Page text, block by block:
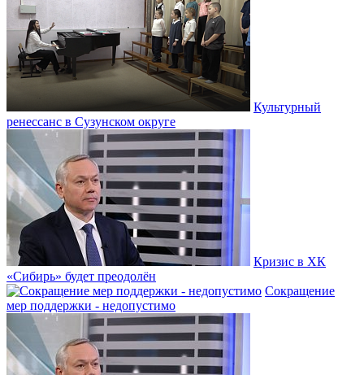
Культурный
ренессанс в Сузунском округе
Кризис в ХК
«Сибирь» будет преодолён
Сокращение
мер поддержки - недопустимо